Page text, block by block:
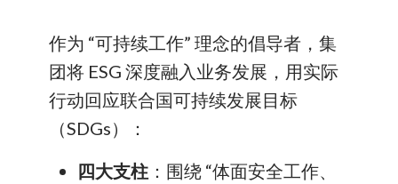
作为 “可持续工作” 理念的倡导者，集
团将 ESG 深度融入业务发展，用实际
行动回应联合国可持续发展目标
（SDGs）：
四大支柱：围绕 “体面安全工作、